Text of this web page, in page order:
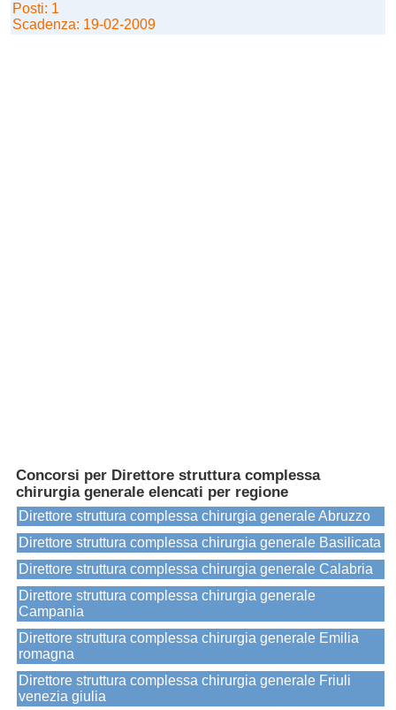
Posti: 1
Scadenza: 19-02-2009
Concorsi per Direttore struttura complessa
chirurgia generale elencati per regione
Direttore struttura complessa chirurgia generale Abruzzo
Direttore struttura complessa chirurgia generale Basilicata
Direttore struttura complessa chirurgia generale Calabria
Direttore struttura complessa chirurgia generale
Campania
Direttore struttura complessa chirurgia generale Emilia
romagna
Direttore struttura complessa chirurgia generale Friuli
venezia giulia